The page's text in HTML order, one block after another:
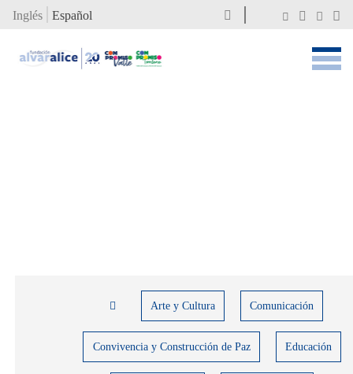
Inglés Español
Arte y Cultura Comunicación
Convivencia y Construcción de Paz Educación